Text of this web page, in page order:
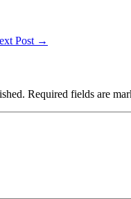
Post →
Required fields are